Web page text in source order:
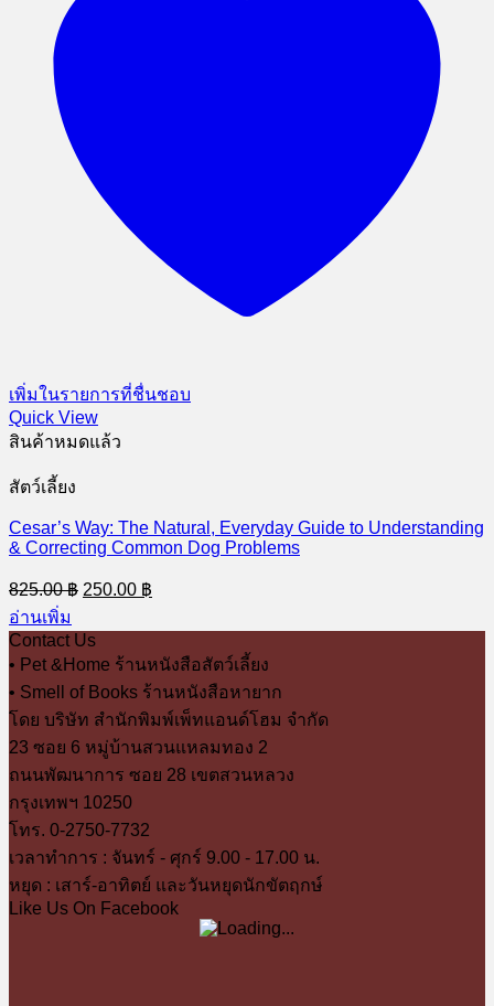
เพิ่มในรายการที่ชื่นชอบ
Quick View
สินค้าหมดแล้ว
สัตว์เลี้ยง
Cesar’s Way: The Natural, Everyday Guide to Understanding
& Correcting Common Dog Problems
825.00฿ Original
price
825.00 ฿.
250.00 ฿
price
อ่านเพิ่ม
Contact Us
• Pet &Home ร้านหนังสือสัตว์เลี้ยง
• Smell of Books ร้านหนังสือหายาก
โดย บริษัท สำนักพิมพ์เพ็ทแอนด์โฮม จำกัด
23 ซอย 6 หมู่บ้านสวนแหลมทอง 2
ถนนพัฒนาการ ซอย 28 เขตสวนหลวง
กรุงเทพฯ 10250
โทร. 0-2750-7732
เวลาทำการ : จันทร์ - ศุกร์ 9.00 - 17.00 น.
หยุด : เสาร์-อาทิตย์ และวันหยุดนักขัตฤกษ์
Like Us On Facebook